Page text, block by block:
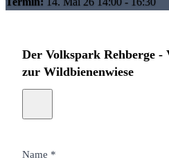
Der Volkspark Rehberge -
zur Wildbienenwiese
Name *